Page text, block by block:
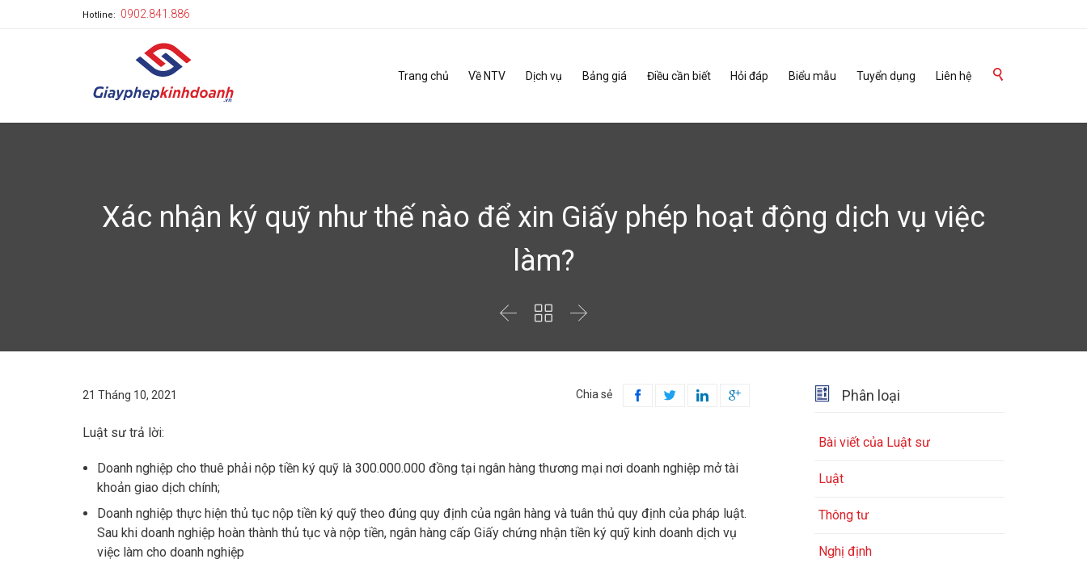
Hotline: 0902.841.886
Trang chủ Về NTV Dịch vụ Bảng giá Điều cần biết Hỏi đáp Biểu mẫu Tuyển dụng Liên hệ 
Xác nhận ký quỹ như thế nào để xin Giấy phép hoạt động dịch vụ việc
làm?
  
21 Tháng 10, 2021 Chia sẻ    
Luật sư trả lời:
Doanh nghiệp cho thuê phải nộp tiền ký quỹ là 300.000.000 đồng tại ngân hàng thương mại nơi doanh nghiệp mở tài
khoản giao dịch chính;
Doanh nghiệp thực hiện thủ tục nộp tiền ký quỹ theo đúng quy định của ngân hàng và tuân thủ quy định của pháp luật.
Sau khi doanh nghiệp hoàn thành thủ tục và nộp tiền, ngân hàng cấp Giấy chứng nhận tiền ký quỹ kinh doanh dịch vụ
việc làm cho doanh nghiệp
 Phân loại
Bài viết của Luật sư
Luật
Thông tư
Nghị định